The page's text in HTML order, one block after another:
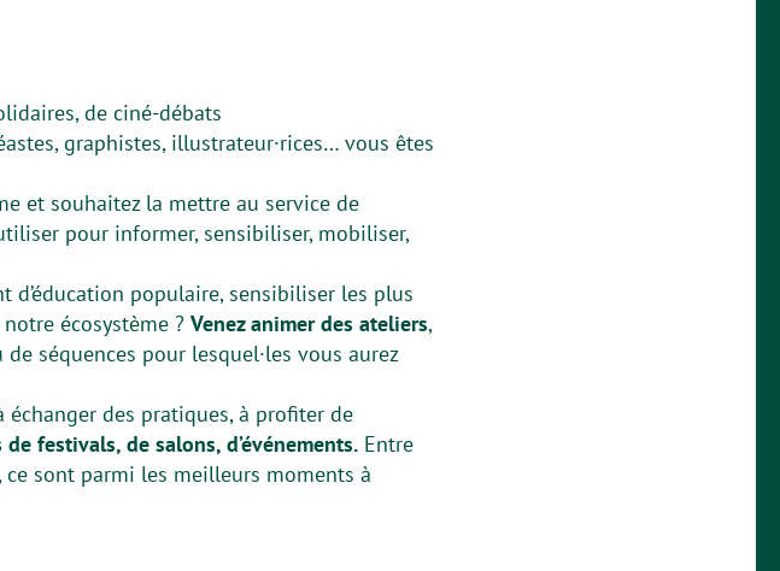
de ciné-débats
graphistes, illustrateur·rices… vous êtes
et souhaitez la mettre au service de
pour informer, sensibiliser, mobiliser,
d’éducation populaire, sensibiliser les plus
écosystème ? Venez animer des ateliers,
séquences pour lesquel·les vous aurez
échanger des pratiques, à profiter de
festivals, de salons, d’événements. Entre
sont parmi les meilleurs moments à